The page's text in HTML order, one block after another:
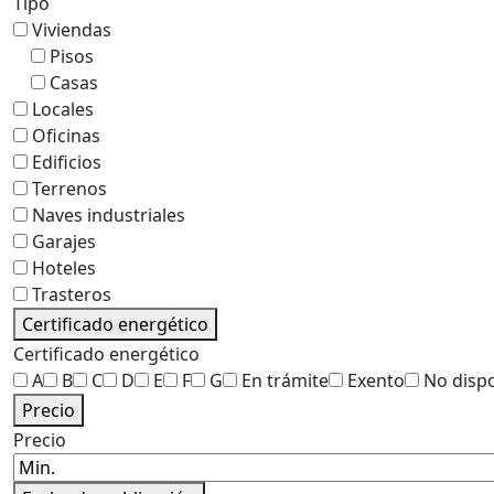
Viviendas
Pisos
Casas
Locales
Oficinas
Edificios
Terrenos
Naves industriales
Garajes
Hoteles
Trasteros
Certificado energético
Certificado energético
A
B C D E F G En trámite Exento
No
Precio
Precio